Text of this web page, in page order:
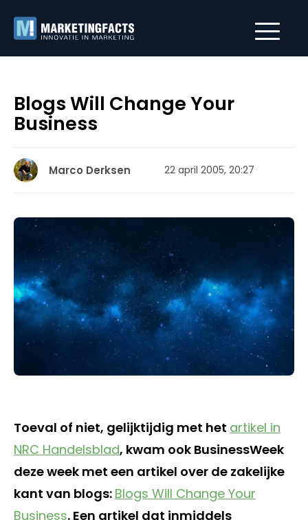
Blogs Will Change Your
Business
Marco Derksen 22 april 2005, 20:27
Toeval of niet, gelijktijdig met het artikel in
NRC Handelsblad, kwam ook BusinessWeek
deze week met een artikel over de zakelijke
kant van blogs: Blogs Will Change Your
Business. Een artikel dat inmiddels